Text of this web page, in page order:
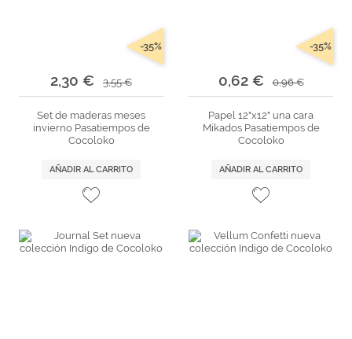
2,30 € 3,55 €
-35%
Set de maderas meses
invierno Pasatiempos de
Cocoloko
AÑADIR AL CARRITO
0,62 € 0,96 €
-35%
Papel 12"x12" una cara
Mikados Pasatiempos de
Cocoloko
AÑADIR AL CARRITO